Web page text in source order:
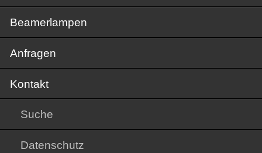
Beamerlampen
Anfragen
Kontakt
Suche
Datenschutz